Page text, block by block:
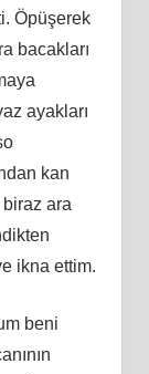
Öpüşerek
bacakları
ayakları
kan
ara
ikna ettim.
beni